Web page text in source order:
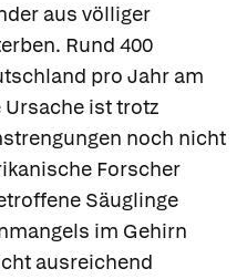
aus völliger
Rund 400
pro Jahr am
ist trotz
noch nicht
Forscher
Säuglinge
im Gehirn
ausreichend